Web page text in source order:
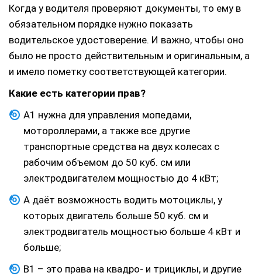
Когда у водителя проверяют документы, то ему в
обязательном порядке нужно показать
водительское удостоверение. И важно, чтобы оно
было не просто действительным и оригинальным, а
и имело пометку соответствующей категории.
Какие есть категории прав?
А1 нужна для управления мопедами,
мотороллерами, а также все другие
транспортные средства на двух колесах с
рабочим объемом до 50 куб. см или
электродвигателем мощностью до 4 кВт;
А даёт возможность водить мотоциклы, у
которых двигатель больше 50 куб. см и
электродвигатель мощностью больше 4 кВт и
больше;
В1 – это права на квадро- и трициклы, и другие